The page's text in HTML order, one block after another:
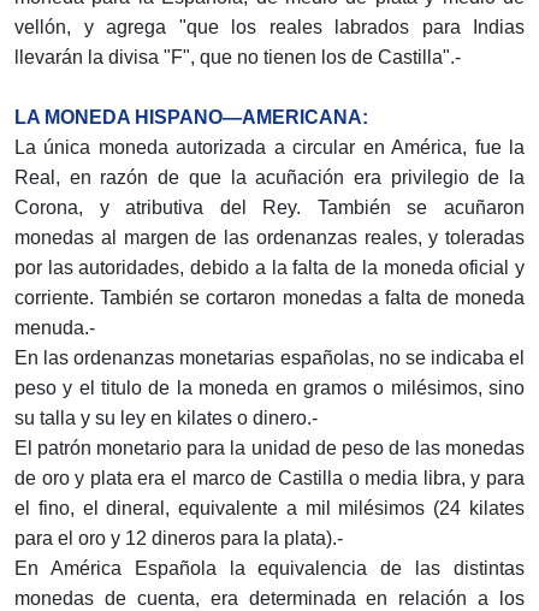
vellón, y agrega "que los reales labrados para Indias
llevarán la divisa "F", que no tienen los de Castilla".-
LA MONEDA HISPANO—AMERICANA:
La única moneda autorizada a circular en América, fue la
Real, en razón de que la acuñación era privilegio de la
Corona, y atributiva del Rey. También se acuñaron
monedas al margen de las ordenanzas reales, y toleradas
por las autoridades, debido a la falta de la moneda oficial y
corriente. También se cortaron monedas a falta de moneda
menuda.-
En las ordenanzas monetarias españolas, no se indicaba el
peso y el titulo de la moneda en gramos o milésimos, sino
su talla y su ley en kilates o dinero.-
El patrón monetario para la unidad de peso de las monedas
de oro y plata era el marco de Castilla o media libra, y para
el fino, el dineral, equivalente a mil milésimos (24 kilates
para el oro y 12 dineros para la plata).-
En América Española la equivalencia de las distintas
monedas de cuenta, era determinada en relación a los